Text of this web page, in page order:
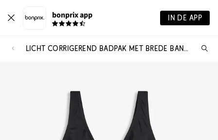
bonprix app IN DE APP
LICHT CORRIGEREND BADPAK MET BREDE BANDJES